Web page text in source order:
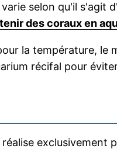
varie selon qu'il s'agit
des coraux en
la température, le
récifal pour
réalise exclusivement